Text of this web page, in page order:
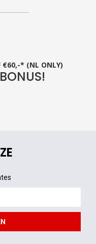
€60,-* (NL ONLY)